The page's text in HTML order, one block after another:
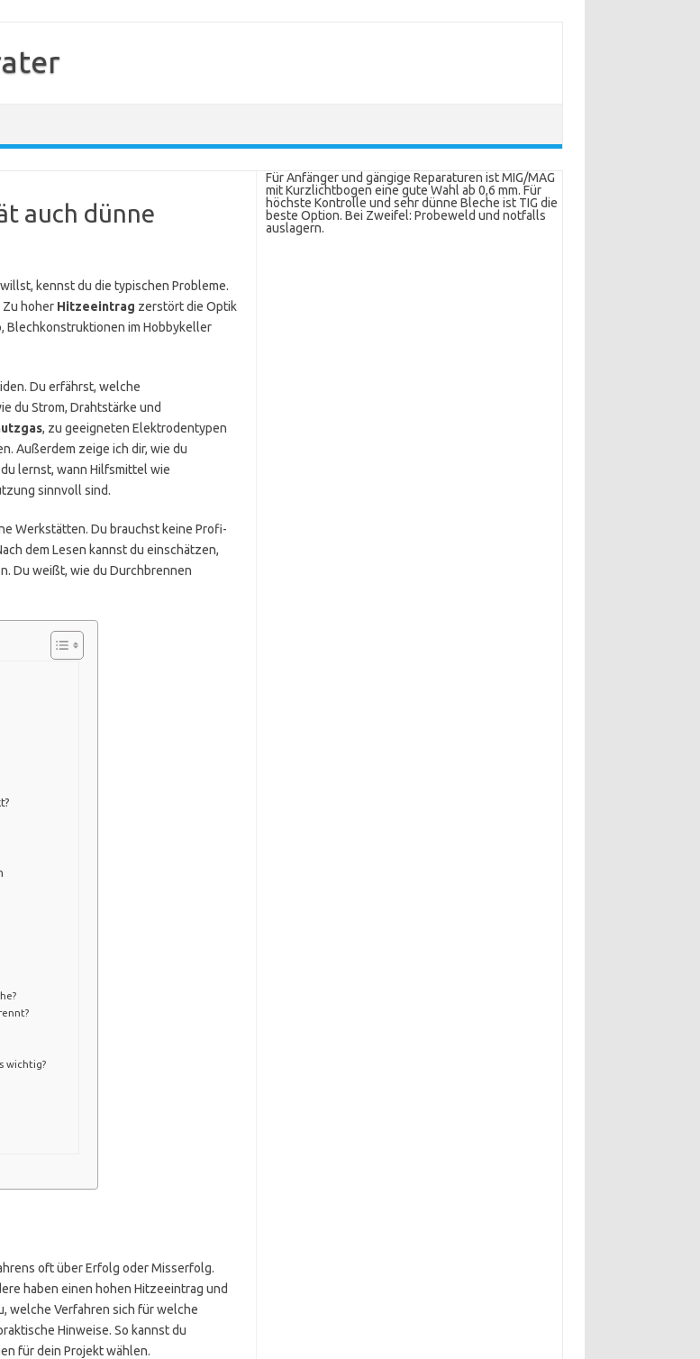
auch dünne
kennst du die typischen Probleme.
Zu hoher Hitzeeintrag zerstört die Optik
Blechkonstruktionen im Hobbykeller
Du erfährst, welche
du Strom, Drahtstärke und
, zu geeigneten Elektrodentypen
Außerdem zeige ich dir, wie du
lernst, wann Hilfsmittel wie
sinnvoll sind.
Werkstätten. Du brauchst keine Profi-
dem Lesen kannst du einschätzen,
Du weißt, wie du Durchbrennen
wichtig?
oft über Erfolg oder Misserfolg.
haben einen hohen Hitzeeintrag und
welche Verfahren sich für welche
Hinweise. So kannst du
für dein Projekt wählen.
Für Anfänger und gängige Reparaturen ist MIG/MAG
mit Kurzlichtbogen eine gute Wahl ab 0,6 mm. Für
höchste Kontrolle und sehr dünne Bleche ist TIG die
beste Option. Bei Zweifel: Probeweld und notfalls
auslagern.